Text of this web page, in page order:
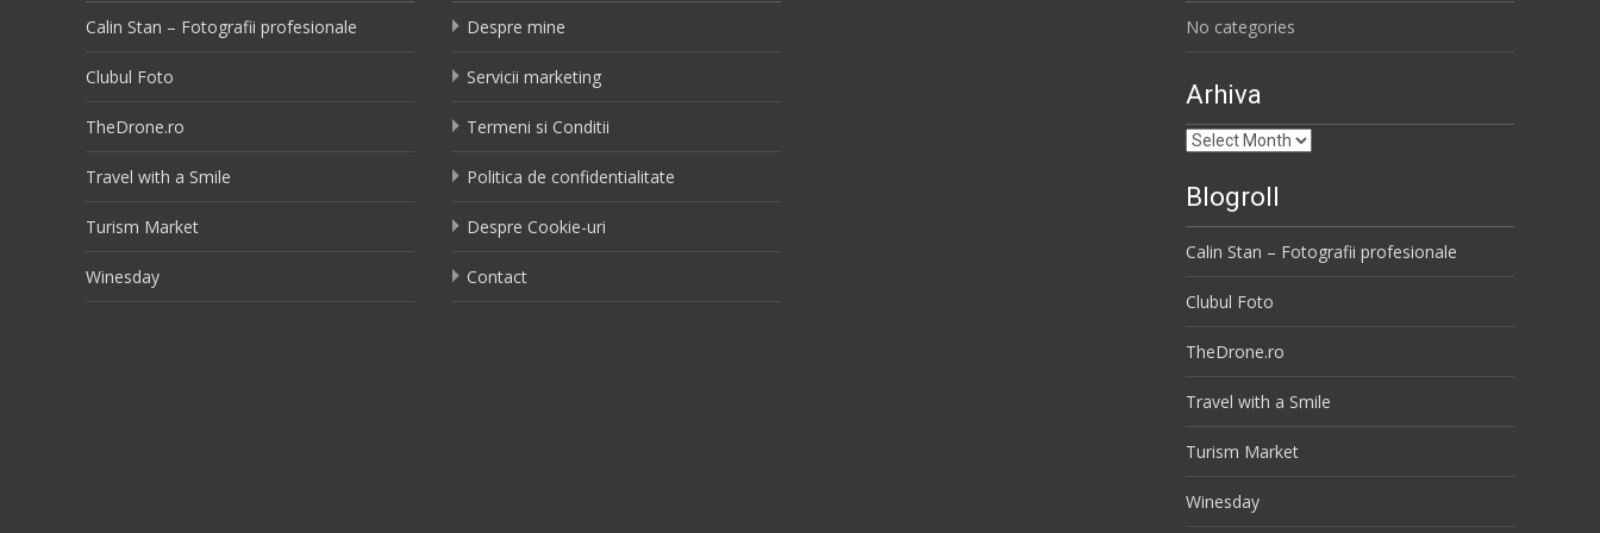
Calin Stan – Fotografii profesionale
Clubul Foto
TheDrone.ro
Travel with a Smile
Turism Market
Winesday
Despre mine
Servicii marketing
Termeni si Conditii
Politica de confidentialitate
Despre Cookie-uri
Contact
No categories
Arhiva
Arhiva
Blogroll
Calin Stan – Fotografii profesionale
Clubul Foto
TheDrone.ro
Travel with a Smile
Turism Market
Winesday